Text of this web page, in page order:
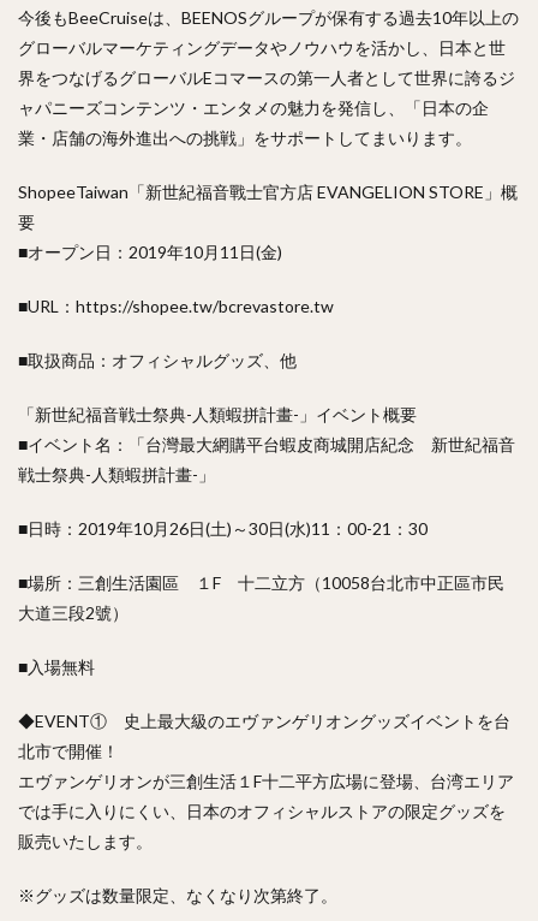
今後もBeeCruiseは、BEENOSグループが保有する過去10年以上の
グローバルマーケティングデータやノウハウを活かし、日本と世
界をつなげるグローバルEコマースの第一人者として世界に誇るジ
ャパニーズコンテンツ・エンタメの魅力を発信し、「日本の企
業・店舗の海外進出への挑戦」をサポートしてまいります。
ShopeeTaiwan「新世紀福音戰士官方店 EVANGELION STORE」概
要
■オープン日：2019年10月11日(金)
■URL：https://shopee.tw/bcrevastore.tw
■取扱商品：オフィシャルグッズ、他
「新世紀福音戦士祭典-人類蝦拼計畫-」イベント概要
■イベント名：「台灣最大網購平台蝦皮商城開店紀念 新世紀福音
戦士祭典-人類蝦拼計畫-」
■日時：2019年10月26日(土)～30日(水)11：00-21：30
■場所：三創生活園區 １F 十二立方（10058台北市中正區市民
大道三段2號）
■入場無料
◆EVENT① 史上最大級のエヴァンゲリオングッズイベントを台
北市で開催！
エヴァンゲリオンが三創生活１F十二平方広場に登場、台湾エリア
では手に入りにくい、日本のオフィシャルストアの限定グッズを
販売いたします。
※グッズは数量限定、なくなり次第終了。